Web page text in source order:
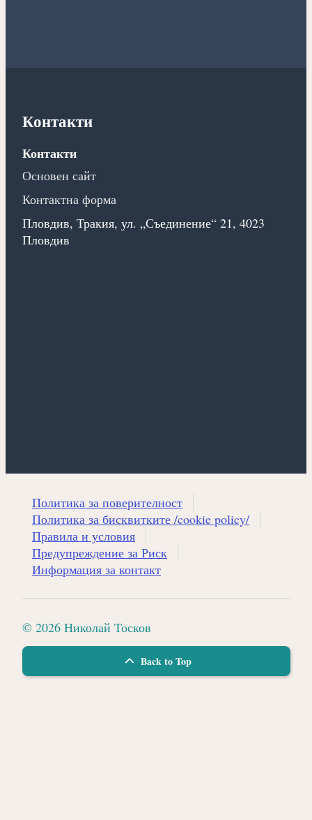
Контакти
Контакти
Основен сайт
Контактна форма
Пловдив, Тракия, ул. „Съединение“ 21, 4023
Пловдив
Политика за поверителност
Политика за бисквитките /cookie policy/
Правила и условия
Предупреждение за Риск
Информация за контакт
© 2026 Николай Тосков
Back to Top